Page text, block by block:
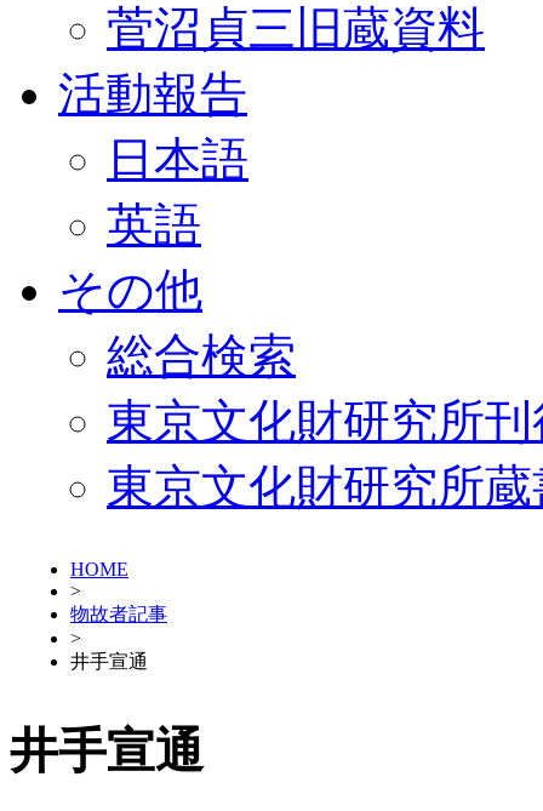
菅沼貞三旧蔵資料
活動報告
日本語
英語
その他
総合検索
東京文化財研究所
東京文化財研究所
HOME
>
物故者記事
>
井手宣通
井手宣通